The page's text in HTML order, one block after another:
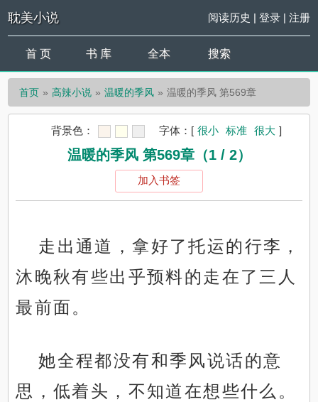
耽美小说 阅读历史 | 登录| 注册
首 页 书 库 全本 搜索
首页 高辣小说 温暖的季风 温暖的季风 第569章
背景色： 字体： [ 很小 标准 很大 ]
温暖的季风 第569章（1 / 2）
加入书签
走出通道，拿好了托运的行李，
沐晚秋有些出乎预料的走在了三人
最前面。
她全程都没有和季风说话的意
思，低着头，不知道在想些什么。